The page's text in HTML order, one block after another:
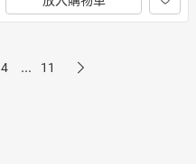
4 ... 11